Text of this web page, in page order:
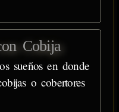
Cobija
sueños en donde
o cobertores